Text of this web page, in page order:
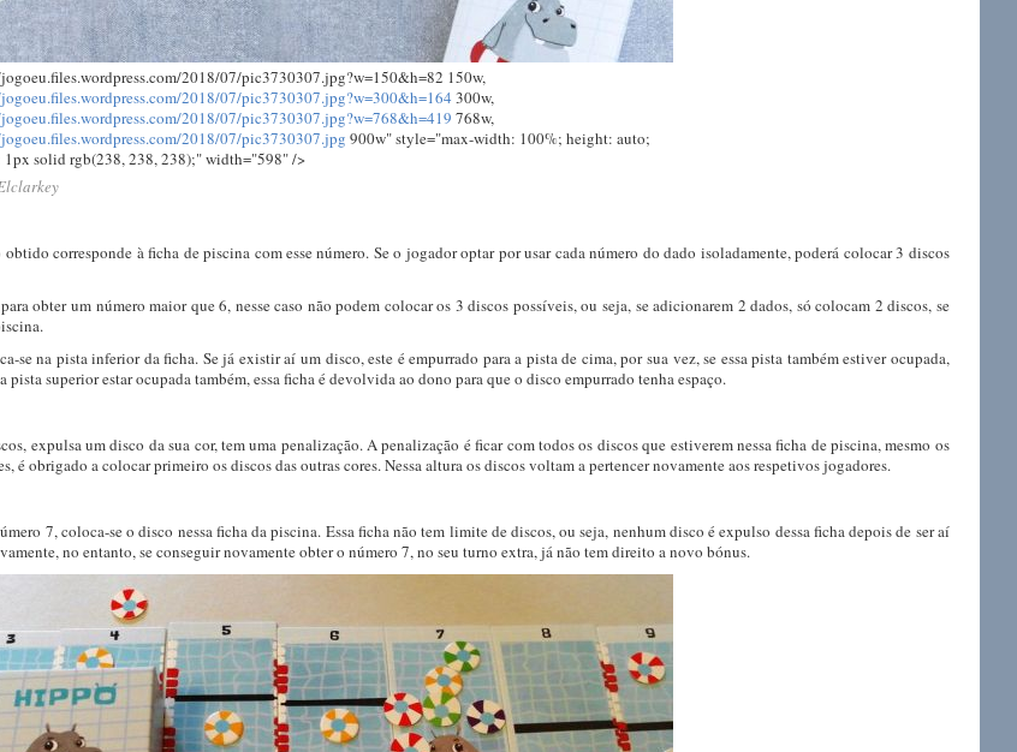
2018/07/pic3730307.jpg?w=150&h=82 150w,
2018/07/pic3730307.jpg?w=300&h=164 300w,
2018/07/pic3730307.jpg?w=768&h=419 768w,
2018/07/pic3730307.jpg 900w" style="max-width: 100%; height: auto;
1px solid rgb(238, 238, 238);" width="598" />
corresponde à ficha de piscina com esse número. Se o jogador optar por usar cada número do dado isoladamente, poderá colocar 3 discos
obter um número maior que 6, nesse caso não podem colocar os 3 discos possíveis, ou seja, se adicionarem 2 dados, só colocam 2 discos, se
se na pista inferior da ficha. Se já existir aí um disco, este é empurrado para a pista de cima, por sua vez, se essa pista também estiver ocupada,
pista superior estar ocupada também, essa ficha é devolvida ao dono para que o disco empurrado tenha espaço.
expulsa um disco da sua cor, tem uma penalização. A penalização é ficar com todos os discos que estiverem nessa ficha de piscina, mesmo os
é obrigado a colocar primeiro os discos das outras cores. Nessa altura os discos voltam a pertencer novamente aos respetivos jogadores.
7, coloca-se o disco nessa ficha da piscina. Essa ficha não tem limite de discos, ou seja, nenhum disco é expulso dessa ficha depois de ser aí
no entanto, se conseguir novamente obter o número 7, no seu turno extra, já não tem direito a novo bónus.